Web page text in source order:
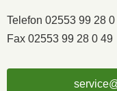
Telefon 02553 99 28 0
Fax 02553 99 28 0 49